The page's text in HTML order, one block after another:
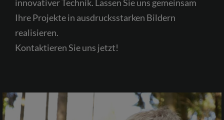
innovativer Technik. Lassen Sie uns gemeinsam
Ihre Projekte in ausdrucksstarken Bildern
realisieren.
Kontaktieren Sie uns jetzt!